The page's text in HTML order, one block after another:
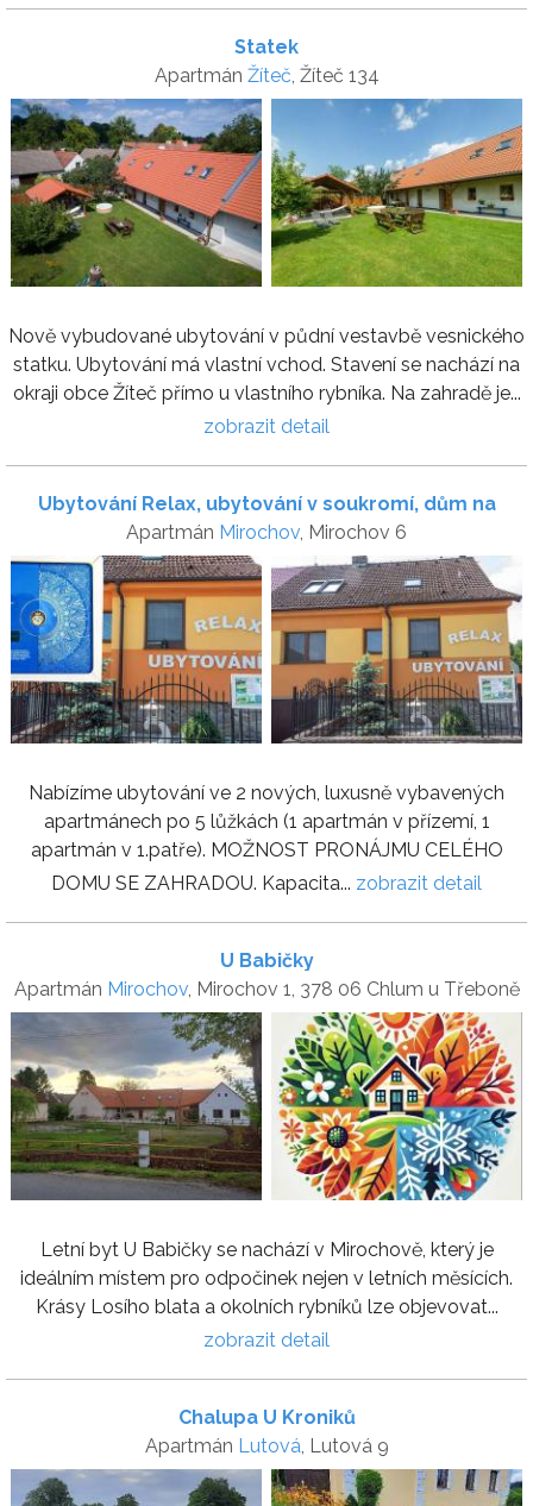
Statek
Apartmán Žíteč , Žíteč 134
Nově vybudované ubytování v půdní vestavbě vesnického
statku. Ubytování má vlastní vchod. Stavení se nachází na
okraji obce Žíteč přímo u vlastního rybníka. Na zahradě je...
zobrazit detail
Ubytování Relax, ubytování v soukromí, dům na
pronájem
Apartmán Mirochov, Mirochov 6
Nabízíme ubytování ve 2 nových, luxusně vybavených
apartmánech po 5 lůžkách (1 apartmán v přízemí, 1
apartmán v 1.patře). MOŽNOST PRONÁJMU CELÉHO
DOMU SE ZAHRADOU. Kapacita... zobrazit detail
U Babičky
Apartmán Mirochov, Mirochov 1, 378 06 Chlum u Třeboně
Letní byt U Babičky se nachází v Mirochově, který je
ideálním místem pro odpočinek nejen v letních měsících.
Krásy Losího blata a okolních rybníků lze objevovat...
zobrazit detail
Chalupa U Kroniků
Apartmán Lutová, Lutová 9